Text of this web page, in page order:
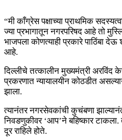
“मी काँग्रेस पक्षाच्या प्राथमिक
ज्या प्रभागातून नगरपरिषद आहे तो
भाजपला कोणत्याही प्रकारे पाठिंबा
आहे.
दिल्लीचे तत्कालीन मुख्यमंत्री अरविंद
प्रकरणात न्यायालयीन कोठडीत
झाला.
त्यानंतर नगरसेवकांची कुचंबणा
निवडणुकीवर ‘आप’ने बहिष्कार टाकला.
दूर राहिले होते.